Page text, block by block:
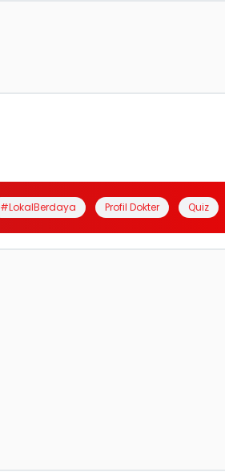
#LokalBerdaya Profil Dokter Quiz